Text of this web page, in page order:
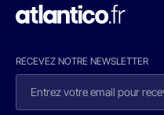
RECEVEZ NOTRE NEWSLETTER